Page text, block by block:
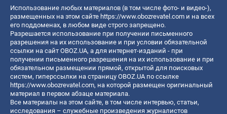
Использование любых материалов (в том числе фото- и видео-),
размещенных на этом сайте https://www.obozrevatel.com и на всех
его поддоменах, в любом виде строго запрещено.
Разрешается использование при получении письменного
разрешения на их использование и при условии обязательной
ссылки на сайт OBOZ.UA, а для интернет-изданий - при
получении письменного разрешения на их использование и при
обязательном размещении прямой, открытой для поисковых
систем, гиперссылки на страницу OBOZ.UA по ссылке
https://www.obozrevatel.com, на которой размещен оригинальный
материал в первом абзаце материала.
Все материалы на этом сайте, в том числе интервью, статьи,
исследования – служебные произведения журналистов